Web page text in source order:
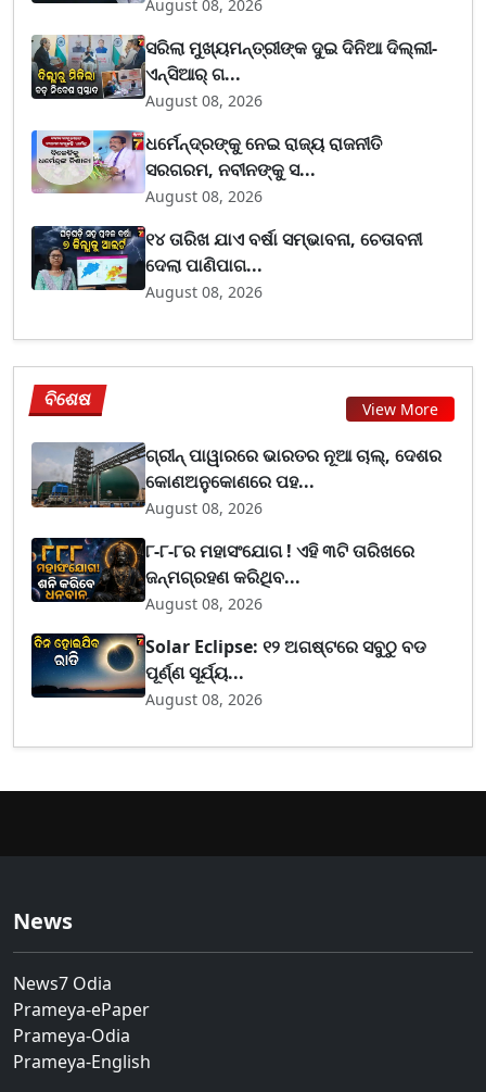
August 08, 2026
ସରିଲା ମୁଖ୍ୟମନ୍ତ୍ରୀଙ୍କ ଦୁଇ ଦିନିଆ ଦିଲ୍ଲୀ-
ଏନ୍‌ସିଆର୍ ଗ...
August 08, 2026
ଧର୍ମେନ୍ଦ୍ରଙ୍କୁ ନେଇ ରାଜ୍ୟ ରାଜନୀତି
ସରଗରମ, ନବୀନଙ୍କୁ ସ...
August 08, 2026
୧୪ ତାରିଖ ଯାଏ ବର୍ଷା ସମ୍ଭାବନା, ଚେତାବନୀ
ଦେଲା ପାଣିପାଗ...
August 08, 2026
ବିଶେଷ View More
ଗ୍ରୀନ୍ ପାୱାରରେ ଭାରତର ନୂଆ ଚାଲ୍, ଦେଶର
କୋଣଅନୁକୋଣରେ ପହ...
August 08, 2026
୮-୮-୮ର ମହାସଂଯୋଗ ! ଏହି ୩ଟି ତାରିଖରେ
ଜନ୍ମଗ୍ରହଣ କରିଥିବ...
August 08, 2026
Solar Eclipse: ୧୨ ଅଗଷ୍ଟରେ ସବୁଠୁ ବଡ
ପୂର୍ଣ୍ଣ ସୂର୍ଯ୍ୟ...
August 08, 2026
News
News7 Odia
Prameya-ePaper
Prameya-Odia
Prameya-English